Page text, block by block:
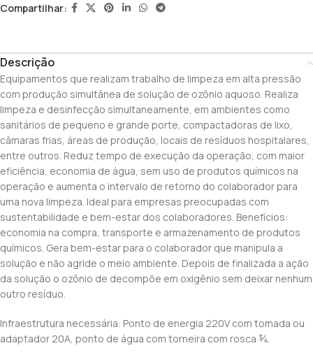
Compartilhar:
Descrição
Equipamentos que realizam trabalho de limpeza em alta pressão
com produção simultânea de solução de ozônio aquoso. Realiza
limpeza e desinfecção simultaneamente, em ambientes como
sanitários de pequeno e grande porte, compactadoras de lixo,
câmaras frias, áreas de produção, locais de resíduos hospitalares,
entre outros. Reduz tempo de execução da operação, com maior
eficiência, economia de água, sem uso de produtos químicos na
operação e aumenta o intervalo de retorno do colaborador para
uma nova limpeza. Ideal para empresas preocupadas com
sustentabilidade e bem-estar dos colaboradores. Benefícios:
economia na compra, transporte e armazenamento de produtos
químicos. Gera bem-estar para o colaborador que manipula a
solução e não agride o meio ambiente. Depois de finalizada a ação
da solução o ozônio de decompõe em oxigênio sem deixar nenhum
outro resíduo.
Infraestrutura necessária: Ponto de energia 220V com tomada ou
adaptador 20A, ponto de água com torneira com rosca ¾.